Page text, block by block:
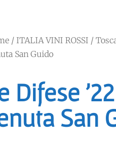
/ ITALIA VINI ROSSI /
San Guido
Difese
San